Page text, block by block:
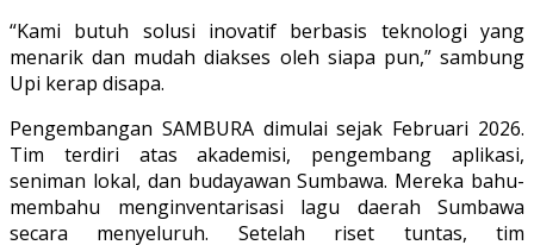
“Kami butuh solusi inovatif berbasis teknologi yang
menarik dan mudah diakses oleh siapa pun,” sambung
Upi kerap disapa.
Pengembangan SAMBURA dimulai sejak Februari 2026.
Tim terdiri atas akademisi, pengembang aplikasi,
seniman lokal, dan budayawan Sumbawa. Mereka bahu-
membahu menginventarisasi lagu daerah Sumbawa
secara menyeluruh. Setelah riset tuntas, tim